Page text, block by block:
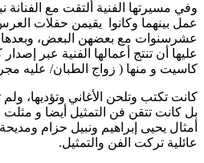
وفي مسيرتها الفنية ألتقت مع
عمل بينهما وكانوا يقيمن حفلات العرس
عشرسنوات مع بعضهن البعض، وبعدها
كاسيت و منها ( زواج الطبان/ عليه
كانت تكتب وتلحن الأغاني وتؤديها،
بل كانت تتقن فن التمثيل أيضا و مثلت
أمثال يحيى إبراهيم ونبيل حزام
عائلية تركت الفن والتمثيل.